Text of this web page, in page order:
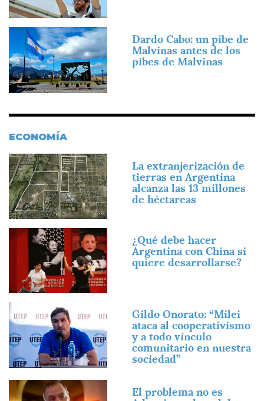
Imagen
Dardo Cabo: un pibe de
Malvinas antes de los
pibes de Malvinas
ECONOMÍA
Imagen
La extranjerización de
tierras en Argentina
alcanza las 13 millones
de héctareas
Imagen
¿Qué debe hacer
Argentina con China si
quiere desarrollarse?
Gildo Onorato: “Milei
ataca al cooperativismo
y a todo vínculo
comunitario en nuestra
sociedad”
Imagen
El problema no es